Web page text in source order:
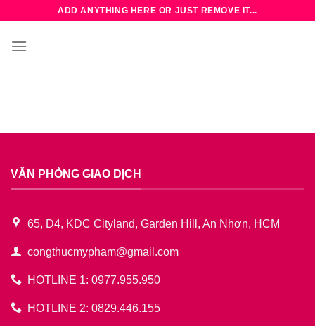
nội
ADD ANYTHING HERE OR JUST REMOVE IT...
VĂN PHÒNG GIAO DỊCH
65, D4, KDC Cityland, Garden Hill, An Nhơn, HCM
congthucmypham@gmail.com
HOTLINE 1: 0977.955.950
HOTLINE 2: 0829.446.155